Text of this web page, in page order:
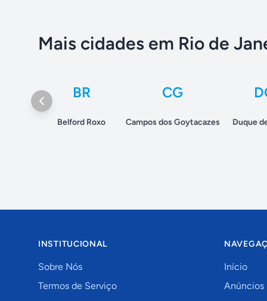
Mais cidades em Rio de
BR
Belford Roxo
CG
Campos dos Goytacazes Duque
INSTITUCIONAL
Sobre Nós
Termos de Serviço
Início
Anúncios